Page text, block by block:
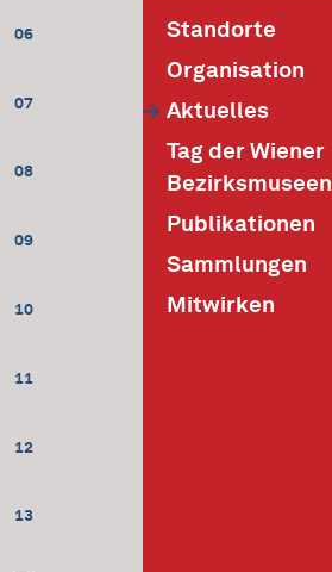
06
07
08
09
10
11
12
13
Standorte
Organisation
Aktuelles
Tag der Wiener
Bezirksmuseen
Publikationen
Sammlungen
Mitwirken